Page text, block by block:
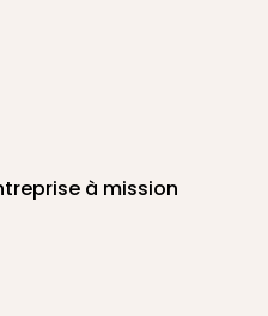
à mission